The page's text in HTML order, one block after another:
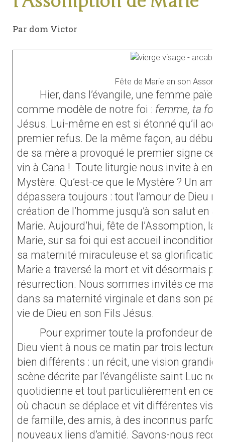
Par dom Victor
Fête de Marie en son
Hier, dans l’évangile, une femme
comme modèle de notre foi : femme, ta foi
Jésus. Lui-même en est si étonné qu’il
premier refus. De la même façon, au début
de sa mère a provoqué le premier signe
vin à Cana ! Toute liturgie nous invite à
Mystère. Qu’est-ce que le Mystère ? Un
dépassera toujours : tout l’amour de Dieu
création de l’homme jusqu’à son salut en
Marie. Aujourd’hui, fête de l’Assomption, la
Marie, sur sa foi qui est accueil
sa maternité miraculeuse et sa
Marie a traversé la mort et vit désormais
résurrection. Nous sommes invités ce
dans sa maternité virginale et dans son
vie de Dieu en son Fils Jésus.
Pour exprimer toute la profondeur de
Dieu vient à nous ce matin par trois
bien différents : un récit, une vision
scène décrite par l’évangéliste saint Luc
quotidienne et tout particulièrement en
où chacun se déplace et vit différentes
de famille, des amis, à des inconnus parfois
nouveaux liens d’amitié. Savons-nous